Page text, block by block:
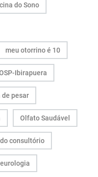
do Sono
meu otorrino é 10
Ibirapuera
de pesar
Olfato Saudável
consultório